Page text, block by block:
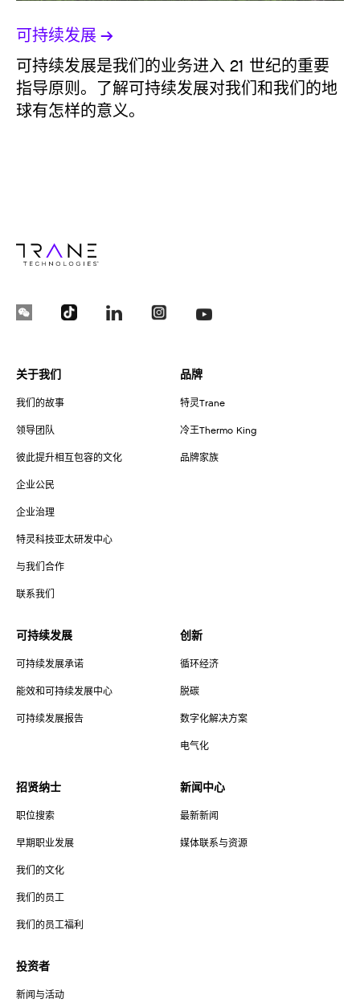
可持续发展
可持续发展是我们的业务进入 21 世纪的重要
指导原则。了解可持续发展对我们和我们的地
球有怎样的意义。
关于我们
我们的故事
领导团队
彼此提升相互包容的文化
企业公民
企业治理
特灵科技亚太研发中心
与我们合作
联系我们
品牌
特灵Trane
冷王Thermo King
品牌家族
可持续发展
可持续发展承诺
能效和可持续发展中心
可持续发展报告
创新
循环经济
脱碳
数字化解决方案
电气化
招贤纳士
职位搜索
早期职业发展
我们的文化
我们的员工
我们的员工福利
新闻中心
最新新闻
媒体联系与资源
投资者
新闻与活动